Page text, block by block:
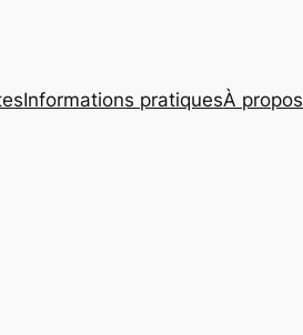
Informations pratiquesÀ propos